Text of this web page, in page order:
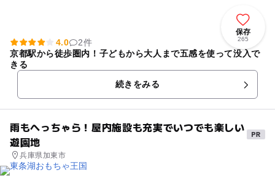
保存
265
4.0
2件
京都駅から徒歩圏内！子どもから大人まで五感を使って没入で
きる
続きをみる
雨もへっちゃら！屋内施設も充実でいつでも楽しい
遊園地
兵庫県加東市